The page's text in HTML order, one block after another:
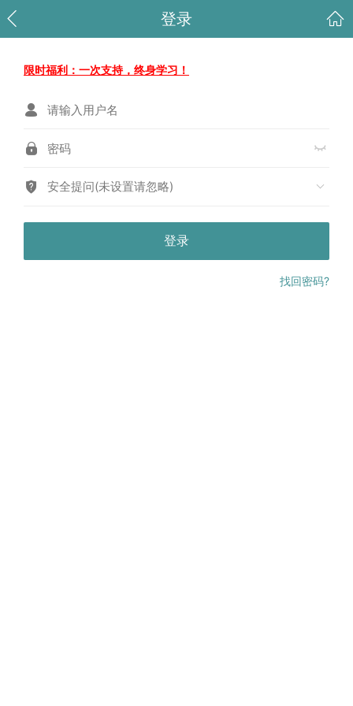
登录
限时福利：一次支持，终身学习！
安全提问(未设置请忽略)
登录
找回密码?